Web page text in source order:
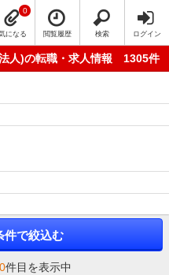
になる
0
閲覧履歴 検索 ログイン
人)の転職・求人情報 1305件
件で絞込む
件目を表示中